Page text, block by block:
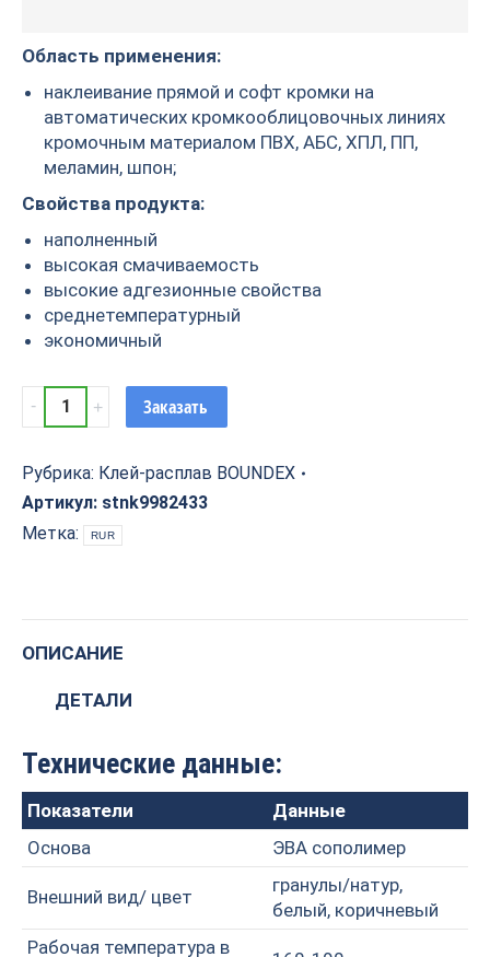
Область применения:
наклеивание прямой и софт кромки на
автоматических кромкооблицовочных линиях
кромочным материалом ПВХ, АБС, ХПЛ, ПП,
меламин, шпон;
Свойства продукта:
наполненный
высокая смачиваемость
высокие адгезионные свойства
среднетемпературный
экономичный
BOUNDEX
611
расплав
эва
для
наклеивания
quantity
Заказать
Рубрика: Клей-расплав BOUNDEX
Артикул: stnk9982433
Метка:
RUR
ОПИСАНИЕ
ДЕТАЛИ
Технические данные:
Показатели
Данные
Основа
ЭВА сополимер
Внешний вид/ цвет
гранулы/натур,
белый, коричневый
Рабочая температура в